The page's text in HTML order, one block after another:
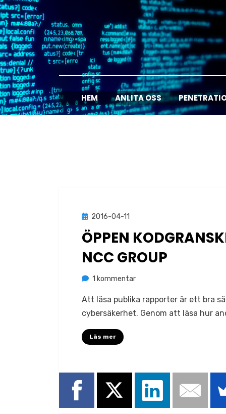
Hoppa
till
innehåll
HEM ANLITA OSS
Publicerad
den
2016-04-11
ÖPPEN
NCC GROUP
avJonas Lejon
1 kommentartill
kodgranskning
av
Att läsa publika rapporter är ett bra
cybersäkerhet. Genom att läsa hur
Läs mer